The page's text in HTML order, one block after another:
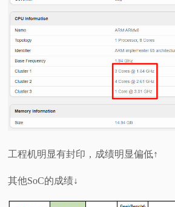
工程机明显有封印，成绩明显偏低↑
其他SoC的成绩↓